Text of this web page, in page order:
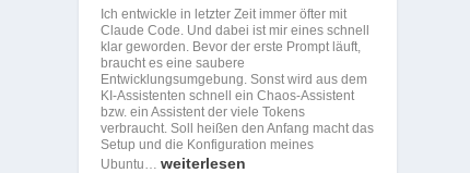
Ich entwickle in letzter Zeit immer öfter mit
Claude Code. Und dabei ist mir eines schnell
klar geworden. Bevor der erste Prompt läuft,
braucht es eine saubere
Entwicklungsumgebung. Sonst wird aus dem
KI-Assistenten schnell ein Chaos-Assistent
bzw. ein Assistent der viele Tokens
verbraucht. Soll heißen den Anfang macht das
Setup und die Konfiguration meines
Ubuntu…weiterlesen